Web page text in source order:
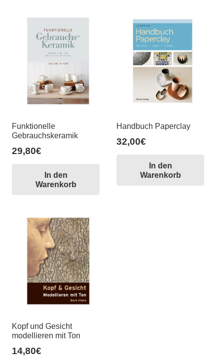
Funktionelle
Gebrauchskeramik
29,80€
In den
Warenkorb
Handbuch Paperclay
32,00€
In den
Warenkorb
Kopf und Gesicht
modellieren mit Ton
14,80€